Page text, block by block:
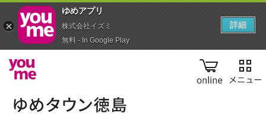
online
ゆめアプ‪リ‬
株式会社イズミ
無料 - In Google Play
詳細